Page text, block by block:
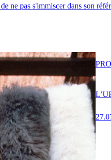
ne pas s'immiscer dans son
PRO